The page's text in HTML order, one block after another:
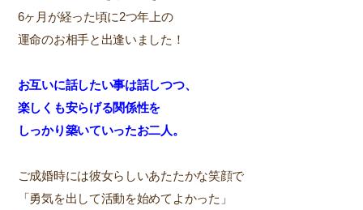
6ヶ月が経った頃に2つ年上の
運命のお相手と出逢いました！
お互いに話したい事は話しつつ、
楽しくも安らげる関係性を
しっかり築いていったお二人。
ご成婚時には彼女らしいあたたかな笑顔で
「勇気を出して活動を始めてよかった」